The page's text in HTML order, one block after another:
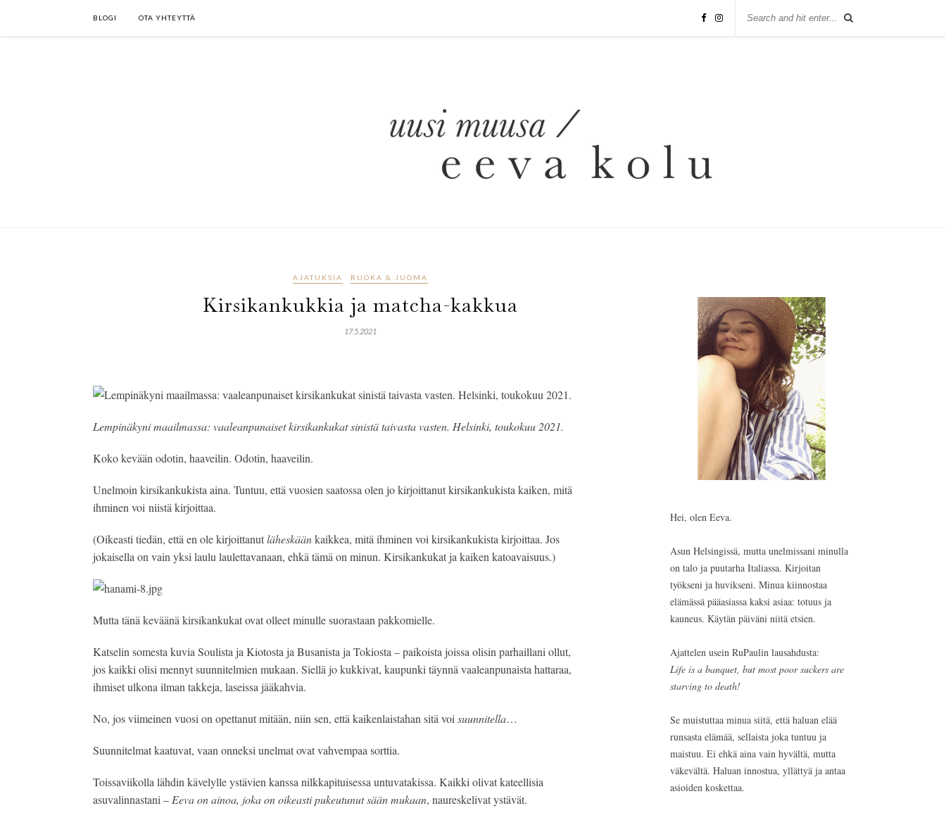
BLOGI OTA YHTEYTTÄ
AJATUKSIA RUOKA & JUOMA
Kirsikankukkia ja matcha-kakkua
17.5.2021
Lempinäkyni maailmassa: vaaleanpunaiset kirsikankukat sinistä taivasta vasten. Helsinki, toukokuu 2021.
Koko kevään odotin, haaveilin. Odotin, haaveilin.
Unelmoin kirsikankukista aina. Tuntuu, että vuosien saatossa olen jo kirjoittanut kirsikankukista kaiken, mitä
ihminen voi niistä kirjoittaa.
(Oikeasti tiedän, että en ole kirjoittanut läheskään kaikkea, mitä ihminen voi kirsikankukista kirjoittaa. Jos
jokaisella on vain yksi laulu laulettavanaan, ehkä tämä on minun. Kirsikankukat ja kaiken katoavaisuus.)
Mutta tänä keväänä kirsikankukat ovat olleet minulle suorastaan pakkomielle.
Katselin somesta kuvia Soulista ja Kiotosta ja Busanista ja Tokiosta – paikoista joissa olisin parhaillani ollut,
jos kaikki olisi mennyt suunnitelmien mukaan. Siellä jo kukkivat, kaupunki täynnä vaaleanpunaista hattaraa,
ihmiset ulkona ilman takkeja, laseissa jääkahvia.
No, jos viimeinen vuosi on opettanut mitään, niin sen, että kaikenlaistahan sitä voi suunnitella…
Suunnitelmat kaatuvat, vaan onneksi unelmat ovat vahvempaa sorttia.
Toissaviikolla lähdin kävelylle ystävien kanssa nilkkapituisessa untuvatakissa. Kaikki olivat kateellisia
asuvalinnastani – Eeva on ainoa, joka on oikeasti pukeutunut sään mukaan, naureskelivat ystävät.
Hei, olen Eeva.
Asun Helsingissä, mutta unelmissani minulla
on talo ja puutarha Italiassa. Kirjoitan
työkseni ja huvikseni. Minua kiinnostaa
elämässä pääasiassa kaksi asiaa: totuus ja
kauneus. Käytän päiväni niitä etsien.
Ajattelen usein RuPaulin lausahdusta:
Life is a banquet, but most poor suckers are
starving to death!
Se muistuttaa minua siitä, että haluan elää
runsasta elämää, sellaista joka tuntuu ja
maistuu. Ei ehkä aina vain hyvältä, mutta
väkevältä. Haluan innostua, yllättyä ja antaa
asioiden koskettaa.